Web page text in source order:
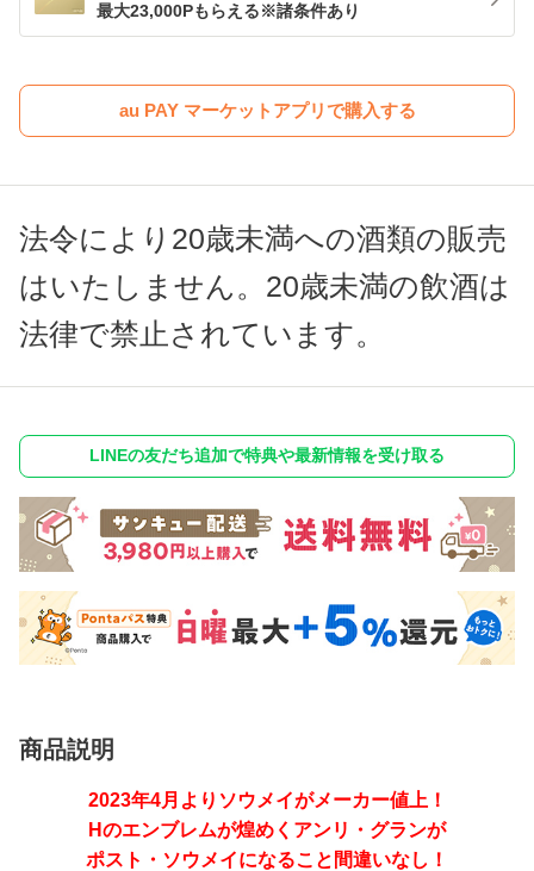
最大23,000Pもらえる※諸条件あり
au PAY マーケットアプリで購入する
法令により20歳未満への酒類の販売
はいたしません。20歳未満の飲酒は
法律で禁止されています。
LINEの友だち追加で特典や最新情報を受け取る
商品説明
2023年4月よりソウメイがメーカー値上！
Hのエンブレムが煌めくアンリ・グランが
ポスト・ソウメイになること間違いなし！